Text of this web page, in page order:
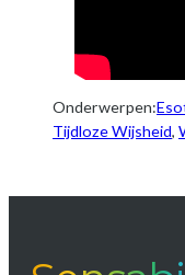
Onderwerpen:
Tijdloze Wijsheid,